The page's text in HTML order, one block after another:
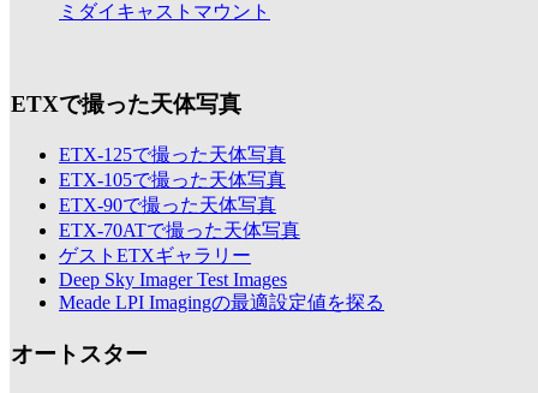
ミダイキャストマウント
ETXで撮った天体写真
ETX-125で撮った天体写真
ETX-105で撮った天体写真
ETX-90で撮った天体写真
ETX-70ATで撮った天体写真
ゲストETXギャラリー
Deep Sky Imager Test Images
Meade LPI Imagingの最適設定値を探る
オートスター